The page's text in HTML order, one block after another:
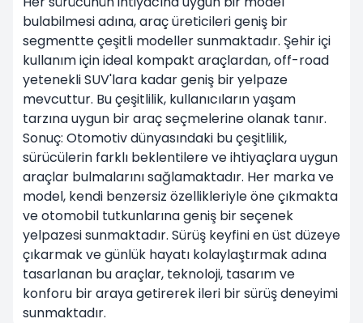
bulabilmesi adına, araç üreticileri geniş bir
segmentte çeşitli modeller sunmaktadır. Şehir içi
kullanım için ideal kompakt araçlardan, off-road
yetenekli SUV'lara kadar geniş bir yelpaze
mevcuttur. Bu çeşitlilik, kullanıcıların yaşam
tarzına uygun bir araç seçmelerine olanak tanır.
Sonuç: Otomotiv dünyasındaki bu çeşitlilik,
sürücülerin farklı beklentilere ve ihtiyaçlara uygun
araçlar bulmalarını sağlamaktadır. Her marka ve
model, kendi benzersiz özellikleriyle öne çıkmakta
ve otomobil tutkunlarına geniş bir seçenek
yelpazesi sunmaktadır. Sürüş keyfini en üst düzeye
çıkarmak ve günlük hayatı kolaylaştırmak adına
tasarlanan bu araçlar, teknoloji, tasarım ve
konforu bir araya getirerek ileri bir sürüş deneyimi
sunmaktadır.